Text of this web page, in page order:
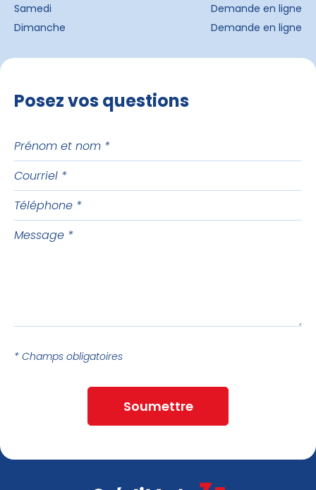
Samedi
Demande en ligne
Dimanche
Demande en ligne
Posez vos questions
Prénom
et
nom
Courriel
Téléphone
Message
* Champs obligatoires
Soumettre